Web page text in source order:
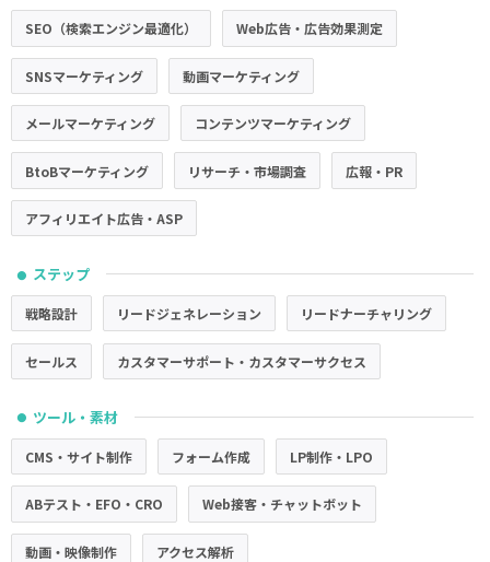
SEO（検索エンジン最適化） Web広告・広告効果測定
SNSマーケティング 動画マーケティング
メールマーケティング コンテンツマーケティング
BtoBマーケティング リサーチ・市場調査 広報・PR
アフィリエイト広告・ASP
● ステップ
戦略設計 リードジェネレーション リードナーチャリング
セールス カスタマーサポート・カスタマーサクセス
● ツール・素材
CMS・サイト制作 フォーム作成 LP制作・LPO
ABテスト・EFO・CRO Web接客・チャットボット
動画・映像制作 アクセス解析